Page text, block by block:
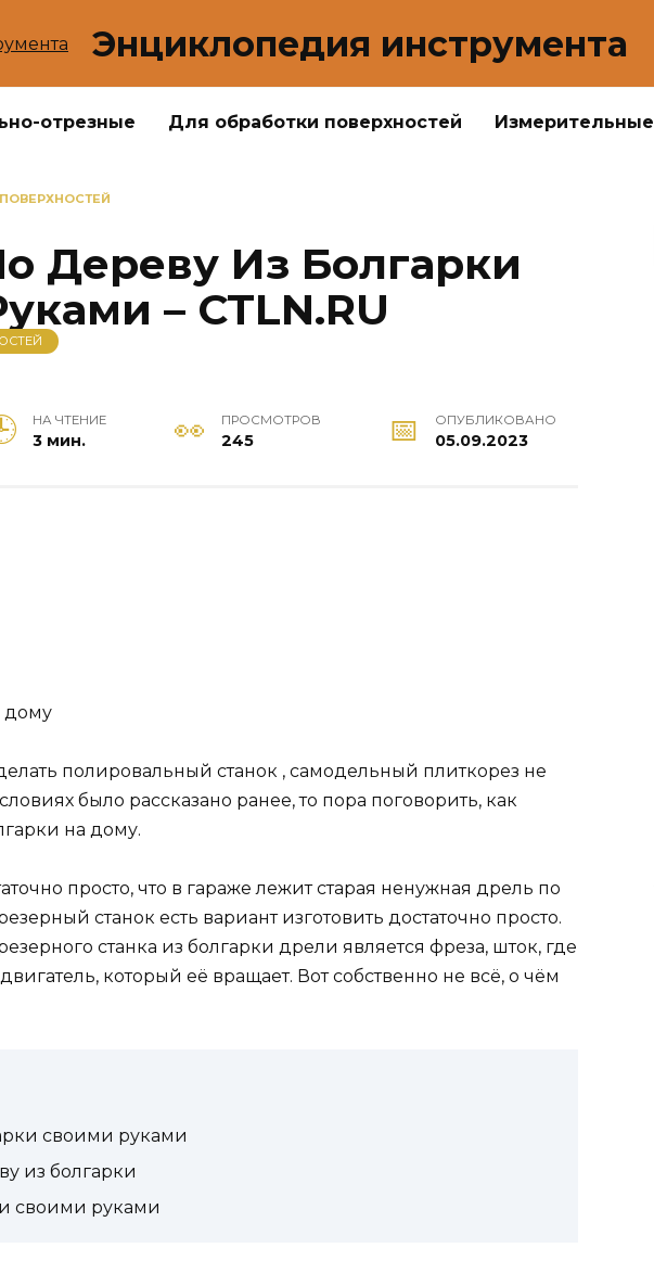
Энциклопедия инструмента
отрезные Для обработки поверхностей Измерительные
Дереву Из Болгарки
– CTLN.RU
НА ЧТЕНИЕ
3 мин.
ПРОСМОТРОВ
245
ОПУБЛИКОВАНО
05.09.2023
дому
полировальный станок , самодельный плиткорез не
было рассказано ранее, то пора поговорить, как
на дому.
просто, что в гараже лежит старая ненужная дрель по
станок есть вариант изготовить достаточно просто.
станка из болгарки дрели является фреза, шток, где
который её вращает. Вот собственно не всё, о чём
своими руками
из болгарки
своими руками